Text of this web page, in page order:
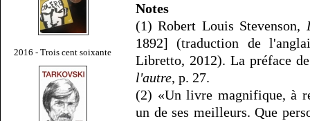
2016 - Trois cent soixante
Notes
(1) Robert Louis Stevenson,
1892] (traduction de
Libretto, 2012). La préface
l'autre, p. 27.
(2) «Un livre magnifique, à
un de ses meilleurs. Que